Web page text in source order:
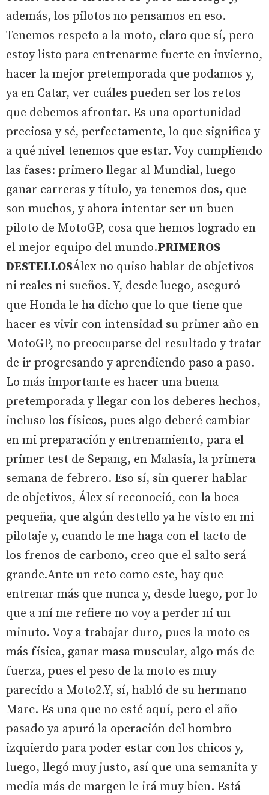
además, los pilotos no pensamos en eso.
Tenemos respeto a la moto, claro que sí, pero
estoy listo para entrenarme fuerte en invierno,
hacer la mejor pretemporada que podamos y,
ya en Catar, ver cuáles pueden ser los retos
que debemos afrontar. Es una oportunidad
preciosa y sé, perfectamente, lo que significa y
a qué nivel tenemos que estar. Voy cumpliendo
las fases: primero llegar al Mundial, luego
ganar carreras y título, ya tenemos dos, que
son muchos, y ahora intentar ser un buen
piloto de MotoGP, cosa que hemos logrado en
el mejor equipo del mundo.PRIMEROS
DESTELLOSÁlex no quiso hablar de objetivos
ni reales ni sueños. Y, desde luego, aseguró
que Honda le ha dicho que lo que tiene que
hacer es vivir con intensidad su primer año en
MotoGP, no preocuparse del resultado y tratar
de ir progresando y aprendiendo paso a paso.
Lo más importante es hacer una buena
pretemporada y llegar con los deberes hechos,
incluso los físicos, pues algo deberé cambiar
en mi preparación y entrenamiento, para el
primer test de Sepang, en Malasia, la primera
semana de febrero. Eso sí, sin querer hablar
de objetivos, Álex sí reconoció, con la boca
pequeña, que algún destello ya he visto en mi
pilotaje y, cuando le me haga con el tacto de
los frenos de carbono, creo que el salto será
grande.Ante un reto como este, hay que
entrenar más que nunca y, desde luego, por lo
que a mí me refiere no voy a perder ni un
minuto. Voy a trabajar duro, pues la moto es
más física, ganar masa muscular, algo más de
fuerza, pues el peso de la moto es muy
parecido a Moto2.Y, sí, habló de su hermano
Marc. Es una que no esté aquí, pero el año
pasado ya apuró la operación del hombro
izquierdo para poder estar con los chicos y,
luego, llegó muy justo, así que una semanita y
media más de margen le irá muy bien. Está